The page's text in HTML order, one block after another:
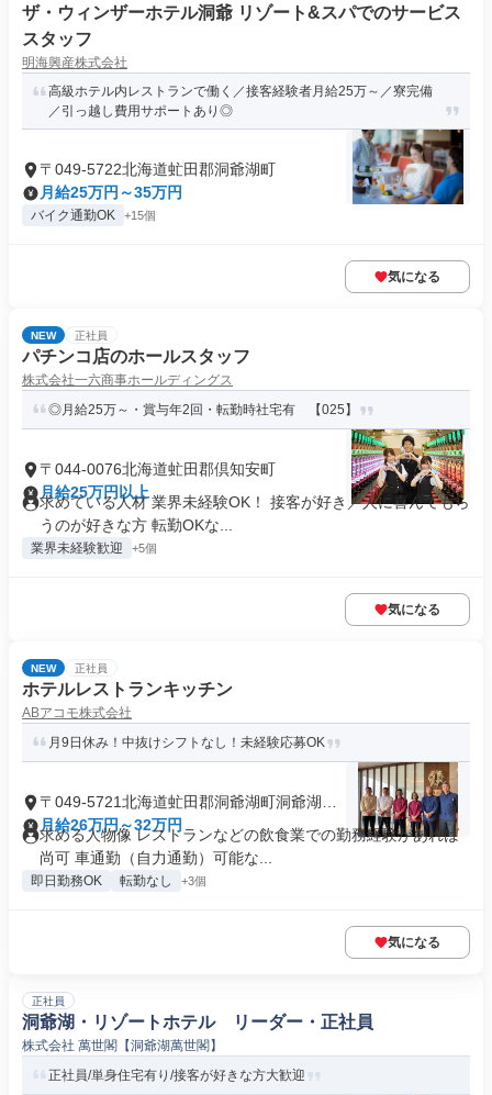
ザ・ウィンザーホテル洞爺 リゾート&スパでのサービス
スタッフ
明海興産株式会社
高級ホテル内レストランで働く／接客経験者月給25万～／寮完備
／引っ越し費用サポートあり◎
〒049-5722北海道虻田郡洞爺湖町
月給25万円～35万円
バイク通勤OK +15個
気になる
NEW 正社員
パチンコ店のホールスタッフ
株式会社一六商事ホールディングス
◎月給25万～・賞与年2回・転勤時社宅有 【025】
〒044-0076北海道虻田郡倶知安町
月給25万円以上
求めている人材 業界未経験OK！ 接客が好き／人に喜んでもら
うのが好きな方 転勤OKな...
業界未経験歓迎 +5個
気になる
NEW 正社員
ホテルレストランキッチン
ABアコモ株式会社
月9日休み！中抜けシフトなし！未経験応募OK
〒049-5721北海道虻田郡洞爺湖町洞爺湖温
泉
月給26万円～32万円
求める人物像 レストランなどの飲食業での勤務経験があれば
尚可 車通勤（自力通勤）可能な...
即日勤務OK 転勤なし +3個
気になる
正社員
洞爺湖・リゾートホテル リーダー・正社員
株式会社 萬世閣【洞爺湖萬世閣】
正社員/単身住宅有り/接客が好きな方大歓迎